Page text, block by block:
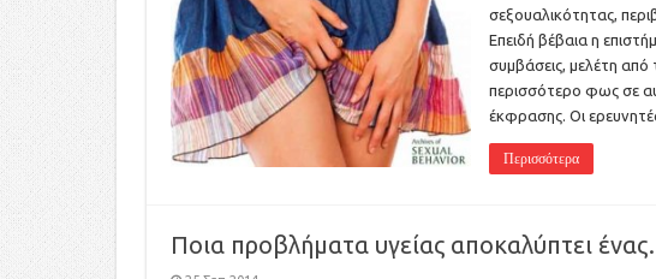
σεξουαλικότητας,
Επειδή βέβαια η
συμβάσεις, μελέτη από
περισσότερο φως σε
έκφρασης. Οι
Περισσότερα
Ποια προβλήματα υγείας αποκαλύπτει